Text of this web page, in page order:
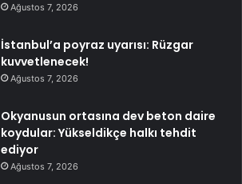
Ağustos 7, 2026
İstanbul’a poyraz uyarısı: Rüzgar
kuvvetlenecek!
Ağustos 7, 2026
Okyanusun ortasına dev beton daire
koydular: Yükseldikçe halkı tehdit
ediyor
Ağustos 7, 2026